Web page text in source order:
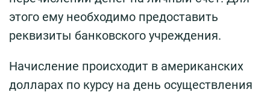
этого ему необходимо предоставить
реквизиты банковского учреждения.
Начисление происходит в американских
долларах по курсу на день осуществления